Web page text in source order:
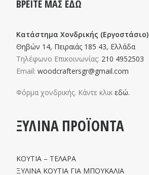
ΒΡΕΙΤΕ ΜΑΣ ΕΔΩ
Κατάστημα Χονδρικής (Εργοστάσιο)
Θηβών 14, Πειραιάς 185 43, Ελλάδα
Τηλέφωνο Επικοινωνίας: 210 4952503
Email: woodcraftersgr@gmail.com
Φόρμα χονδρικής. Κάντε κλικ εδώ.
ΞΥΛΙΝΑ ΠΡΟΪΟΝΤΑ
ΚΟΥΤΙΑ – ΤΕΛΑΡΑ
ΞΥΛΙΝΑ ΚΟΥΤΙΑ ΓΙΑ ΜΠΟΥΚΑΛΙΑ